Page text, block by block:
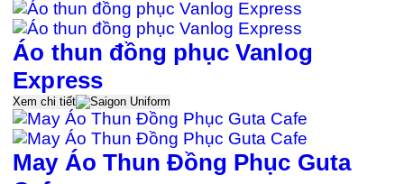
Áo thun đồng phục Vanlog
Express
Xem chi tiết
May Áo Thun Đồng Phục Guta